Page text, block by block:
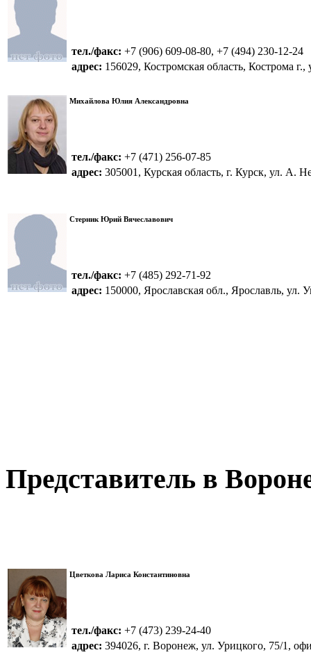
тел./факс: +7 (906) 609-08-80, +7 (494) 230-12-24
адрес: 156029, Костромская область, Кострома
Михайлова Юлия Александровна
тел./факс: +7 (471) 256-07-85
адрес: 305001, Курская область, г. Курск, ул. А.
Стерник Юрий Вячеславович
тел./факс: +7 (485) 292-71-92
адрес: 150000, Ярославская обл., Ярославль, ул.
Представитель в
Цветкова Лариса Константиновна
тел./факс: +7 (473) 239-24-40
адрес: 394026, г. Воронеж, ул. Урицкого, 75/1,